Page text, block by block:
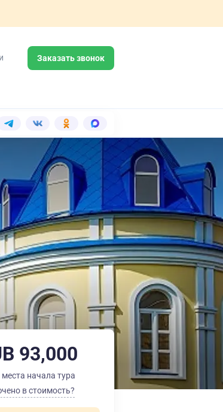
Заказать звонок
93,000
начала тура
в стоимость?